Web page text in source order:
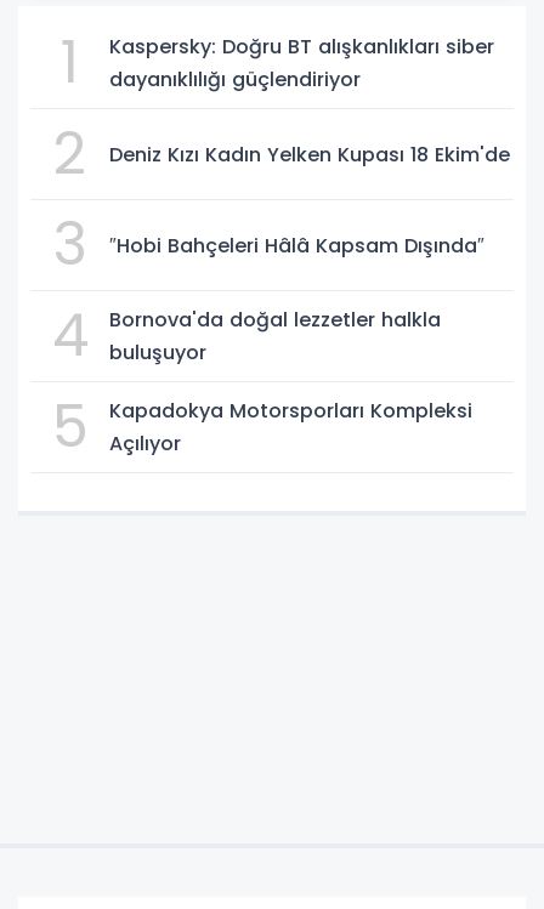
1
Kaspersky: Doğru BT alışkanlıkları siber
dayanıklılığı güçlendiriyor
2 Deniz Kızı Kadın Yelken Kupası 18 Ekim'de
3 ″Hobi Bahçeleri Hâlâ Kapsam Dışında″
4
Bornova'da doğal lezzetler halkla
buluşuyor
5
Kapadokya Motorsporları Kompleksi
Açılıyor